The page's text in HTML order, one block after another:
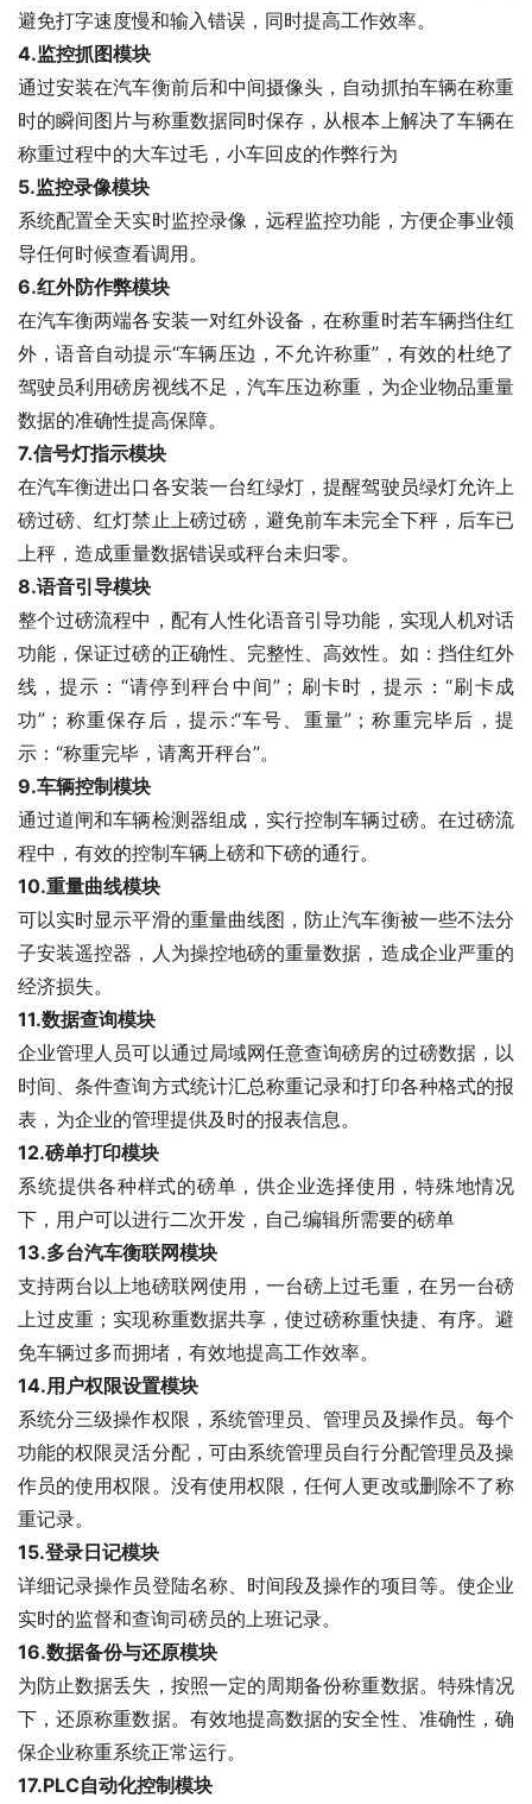
避免打字速度慢和输入错误，同时提高工作效率。
4.监控抓图模块
通过安装在汽车衡前后和中间摄像头，自动抓拍车辆在称重
时的瞬间图片与称重数据同时保存，从根本上解决了车辆在
称重过程中的大车过毛，小车回皮的作弊行为
5.监控录像模块
系统配置全天实时监控录像，远程监控功能，方便企事业领
导任何时候查看调用。
6.红外防作弊模块
在汽车衡两端各安装一对红外设备，在称重时若车辆挡住红
外，语音自动提示“车辆压边，不允许称重”，有效的杜绝了
驾驶员利用磅房视线不足，汽车压边称重，为企业物品重量
数据的准确性提高保障。
7.信号灯指示模块
在汽车衡进出口各安装一台红绿灯，提醒驾驶员绿灯允许上
磅过磅、红灯禁止上磅过磅，避免前车未完全下秤，后车已
上秤，造成重量数据错误或秤台未归零。
8.语音引导模块
整个过磅流程中，配有人性化语音引导功能，实现人机对话
功能，保证过磅的正确性、完整性、高效性。如：挡住红外
线，提示：“请停到秤台中间”；刷卡时，提示：“刷卡成
功”；称重保存后，提示:“车号、重量”；称重完毕后，提
示：“称重完毕，请离开秤台”。
9.车辆控制模块
通过道闸和车辆检测器组成，实行控制车辆过磅。在过磅流
程中，有效的控制车辆上磅和下磅的通行。
10.重量曲线模块
可以实时显示平滑的重量曲线图，防止汽车衡被一些不法分
子安装遥控器，人为操控地磅的重量数据，造成企业严重的
经济损失。
11.数据查询模块
企业管理人员可以通过局域网任意查询磅房的过磅数据，以
时间、条件查询方式统计汇总称重记录和打印各种格式的报
表，为企业的管理提供及时的报表信息。
12.磅单打印模块
系统提供各种样式的磅单，供企业选择使用，特殊地情况
下，用户可以进行二次开发，自己编辑所需要的磅单
13.多台汽车衡联网模块
支持两台以上地磅联网使用，一台磅上过毛重，在另一台磅
上过皮重；实现称重数据共享，使过磅称重快捷、有序。避
免车辆过多而拥堵，有效地提高工作效率。
14.用户权限设置模块
系统分三级操作权限，系统管理员、管理员及操作员。每个
功能的权限灵活分配，可由系统管理员自行分配管理员及操
作员的使用权限。没有使用权限，任何人更改或删除不了称
重记录。
15.登录日记模块
详细记录操作员登陆名称、时间段及操作的项目等。使企业
实时的监督和查询司磅员的上班记录。
16.数据备份与还原模块
为防止数据丢失，按照一定的周期备份称重数据。特殊情况
下，还原称重数据。有效地提高数据的安全性、准确性，确
保企业称重系统正常运行。
17.PLC自动化控制模块